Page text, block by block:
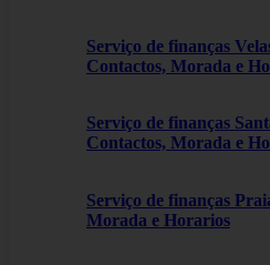
Serviço de finanças
Contactos, Morada e
Serviço de finanças
Contactos, Morada e
Serviço de finanças
Morada e Horarios